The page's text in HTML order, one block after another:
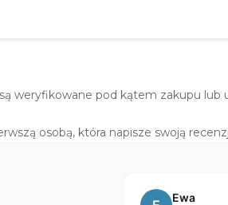
weryfikowane pod kątem zakupu lub
osobą, która napisze swoją
Małgorzata